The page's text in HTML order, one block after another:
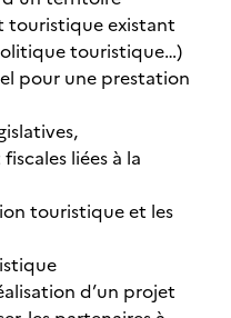
touristique existant
touristique…)
pour une prestation
liées à la
touristique et les
d’un projet